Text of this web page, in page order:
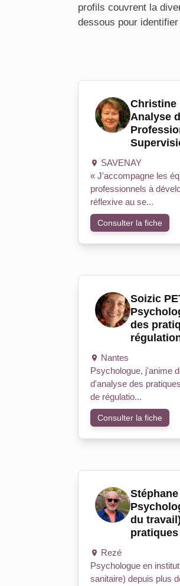
profils couvrent la
dessous pour
Christine
Analyse
SAVENAY
« J'accompagne les
professionnels à
réflexive au se...
Consulter la fiche
Soizic
des
Nantes
Psychologue, j'anime
d'analyse des
de régulatio...
Consulter la fiche
du
pratiques
Rezé
Psychologue en
sanitaire) depuis plus